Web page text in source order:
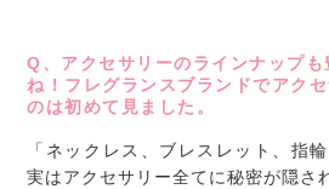
Q、アクセサリーのラインナップ
ね！フレグランスブランドでアク
のは初めて見ました。
「ネックレス、ブレスレット、指
実はアクセサリー全てに秘密が隠さ